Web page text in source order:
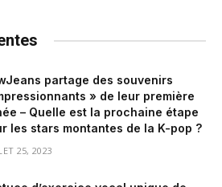
partage des souvenirs
» de leur première
– Quelle est la prochaine étape
les stars montantes de la K-pop ?
25, 2023